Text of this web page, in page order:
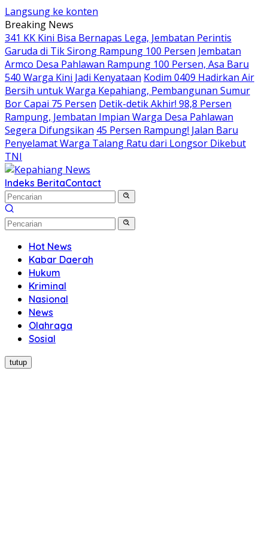
Langsung ke konten
Breaking News
341 KK Kini Bisa Bernapas Lega, Jembatan Perintis
Garuda di Tik Sirong Rampung 100 Persen Jembatan
Armco Desa Pahlawan Rampung 100 Persen, Asa Baru
540 Warga Kini Jadi Kenyataan Kodim 0409 Hadirkan Air
Bersih untuk Warga Kepahiang, Pembangunan Sumur
Bor Capai 75 Persen Detik-detik Akhir! 98,8 Persen
Rampung, Jembatan Impian Warga Desa Pahlawan
Segera Difungsikan 45 Persen Rampung! Jalan Baru
Penyelamat Warga Talang Ratu dari Longsor Dikebut
TNI
Indeks BeritaContact
Hot News
Kabar Daerah
Hukum
Kriminal
Nasional
News
Olahraga
Sosial
tutup